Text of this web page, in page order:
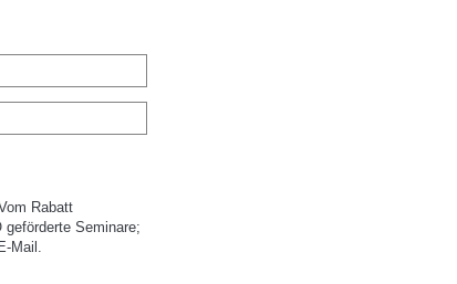
Rabatt
Seminare;
Mail.